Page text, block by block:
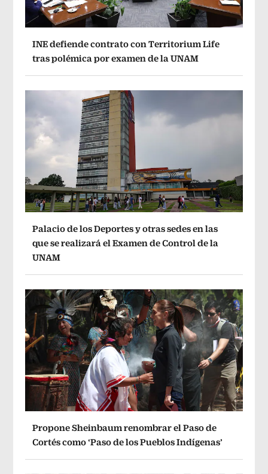
INE defiende contrato con Territorium Life
tras polémica por examen de la UNAM
Palacio de los Deportes y otras sedes en las
que se realizará el Examen de Control de la
UNAM
Propone Sheinbaum renombrar el Paso de
Cortés como ‘Paso de los Pueblos Indígenas’